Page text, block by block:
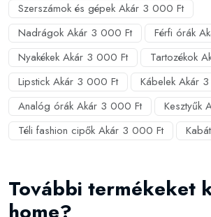
Szerszámok és gépek Akár 3 000 Ft
Nadrágok Akár 3 000 Ft
Férfi órák
Nyakékek Akár 3 000 Ft
Tartozékok
Lipstick Akár 3 000 Ft
Kábelek Akár
Analóg órák Akár 3 000 Ft
Kesztyűk
Téli fashion cipők Akár 3 000 Ft
További termékeket